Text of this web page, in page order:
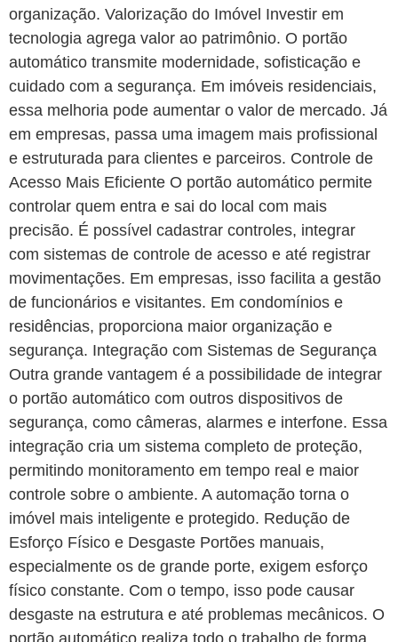
organização. Valorização do Imóvel Investir em
tecnologia agrega valor ao patrimônio. O portão
automático transmite modernidade, sofisticação e
cuidado com a segurança. Em imóveis residenciais,
essa melhoria pode aumentar o valor de mercado. Já
em empresas, passa uma imagem mais profissional
e estruturada para clientes e parceiros. Controle de
Acesso Mais Eficiente O portão automático permite
controlar quem entra e sai do local com mais
precisão. É possível cadastrar controles, integrar
com sistemas de controle de acesso e até registrar
movimentações. Em empresas, isso facilita a gestão
de funcionários e visitantes. Em condomínios e
residências, proporciona maior organização e
segurança. Integração com Sistemas de Segurança
Outra grande vantagem é a possibilidade de integrar
o portão automático com outros dispositivos de
segurança, como câmeras, alarmes e interfone. Essa
integração cria um sistema completo de proteção,
permitindo monitoramento em tempo real e maior
controle sobre o ambiente. A automação torna o
imóvel mais inteligente e protegido. Redução de
Esforço Físico e Desgaste Portões manuais,
especialmente os de grande porte, exigem esforço
físico constante. Com o tempo, isso pode causar
desgaste na estrutura e até problemas mecânicos. O
portão automático realiza todo o trabalho de forma